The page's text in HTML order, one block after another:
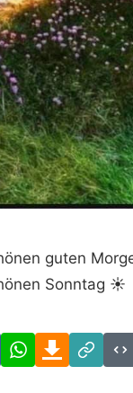
guten
Sonntag ☀️
FacebookWhatsAppDownload
Link